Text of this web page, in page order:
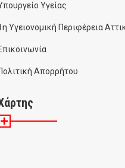
Υγείας
Υγειονομική Περιφέρεια
Απορρήτου